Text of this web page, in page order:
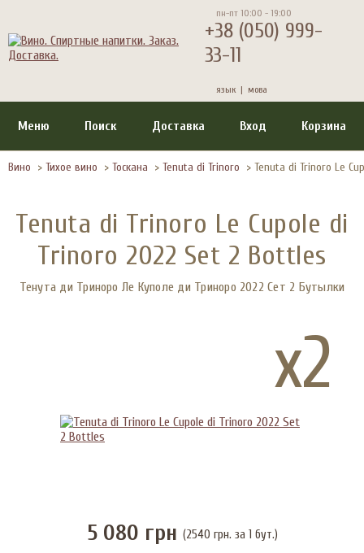
пн-пт 10:00 - 19:00
+38 (050) 999-
33-11
язык | мова
Меню Поиск Доставка Вход Корзина
Вино > Тихое вино > Тоскана > Tenuta di Trinoro > Tenuta di Trinoro Le
Tenuta di Trinoro Le Cupole di
Trinoro 2022 Set 2 Bottles
Тенута ди Триноро Ле Куполе ди Триноро 2022 Сет 2 Бутылки
x2
5 080 грн (2540 грн. за 1 бут.)